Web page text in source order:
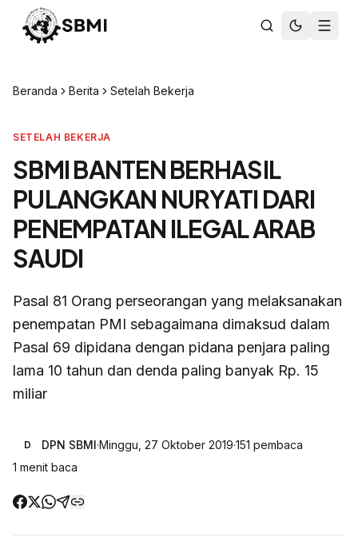
Beranda Berita Setelah Bekerja
SETELAH BEKERJA
SBMI BANTEN BERHASIL
PULANGKAN NURYATI DARI
PENEMPATAN ILEGAL ARAB
SAUDI
Pasal 81 Orang perseorangan yang melaksanakan
penempatan PMI sebagaimana dimaksud dalam
Pasal 69 dipidana dengan pidana penjara paling
lama 10 tahun dan denda paling banyak Rp. 15
miliar
D DPN SBMI·Minggu, 27 Oktober 2019·151 pembaca
1 menit baca